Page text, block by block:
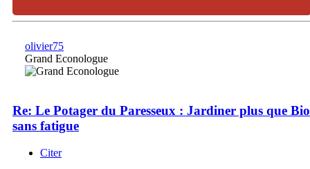
olivier75
Grand Econologue
Re: Le Potager du Paresseux : Jardiner plus que Bio
sans fatigue
Citer